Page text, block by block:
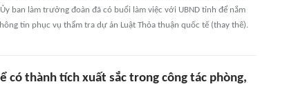
ban làm trưởng đoàn đã có buổi làm việc với UBND tỉnh để nắm
tin phục vụ thẩm tra dự án Luật Thỏa thuận quốc tế (thay thế).
có thành tích xuất sắc trong công tác phòng,